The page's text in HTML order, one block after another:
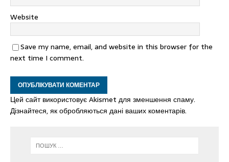
Website
Save my name, email, and website in this browser for the
next time I comment.
Цей сайт використовує Akismet для зменшення спаму.
Дізнайтеся, як обробляються дані ваших коментарів.